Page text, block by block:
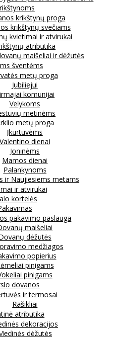
krikštynų proga
krikštynų svečiams
kvietimai ir atvirukai
atributika
maišeliai ir dėžutės
šventėms
metų proga
Jubiliejui
komunijai
Velykoms
metinėms
metų proga
Įkurtuvėms
Valentino dienai
Joninėms
Mamos dienai
Palankynoms
ir Naujiesiems metams
ir atvirukai
kortelės
pakavimo paslauga
maišeliai
dėžutės
medžiagos
popierius
pinigams
pinigams
dovanos
ir termosai
Rašikliai
atributika
dekoracijos
dėžutės